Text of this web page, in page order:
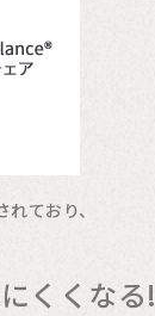
ており、
くくなる!